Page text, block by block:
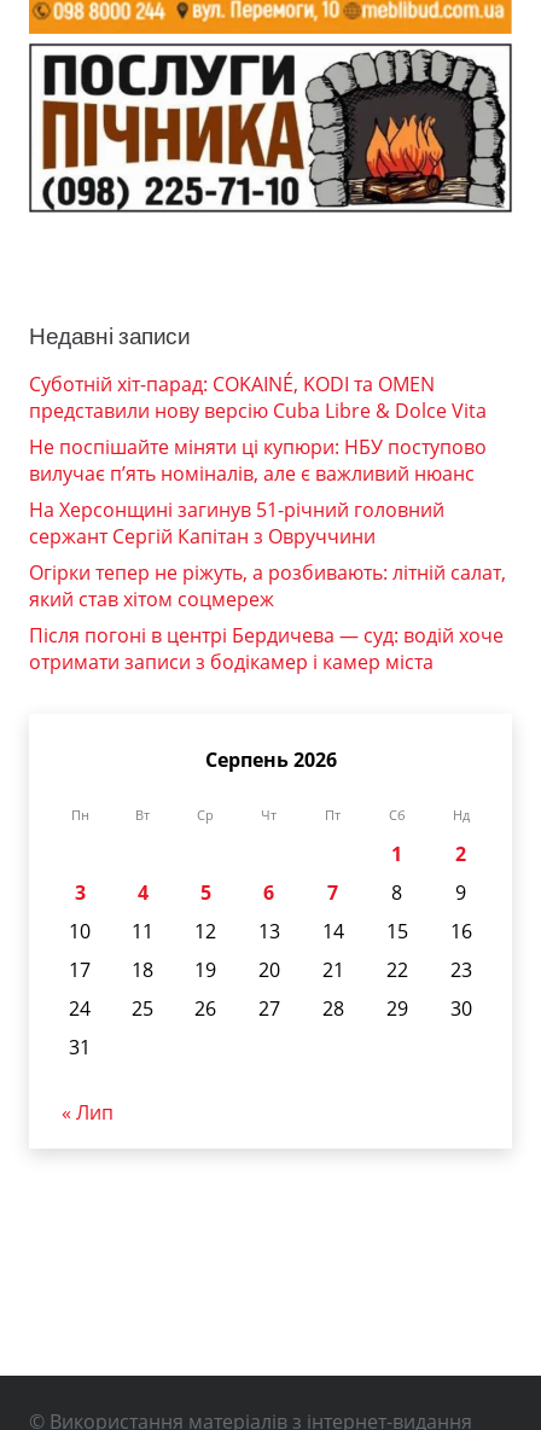
Недавні записи
Суботній хіт-парад: COKAINÉ, KODI та OMEN
представили нову версію Cuba Libre & Dolce Vita
Не поспішайте міняти ці купюри: НБУ поступово
вилучає п’ять номіналів, але є важливий нюанс
На Херсонщині загинув 51-річний головний
сержант Сергій Капітан з Овруччини
Огірки тепер не ріжуть, а розбивають: літній салат,
який став хітом соцмереж
Після погоні в центрі Бердичева — суд: водій хоче
отримати записи з бодікамер і камер міста
Серпень 2026
Пн Вт Ср Чт Пт Сб Нд
1
2
3
4 5 6 7 8
9
10
11 12 13 14 15
16
17
18 19 20 21 22
23
24
25 26 27 28 29
30
31
« Лип
© Використання матеріалів з інтернет-видання